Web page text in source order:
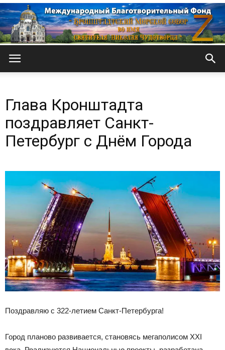
Морской
Глава Кронштадта
поздравляет Санкт-
Петербург с Днём Города
Поздравляю с 322-летием Санкт-Петербурга!
Город планово развивается, становясь мегаполисом XXI